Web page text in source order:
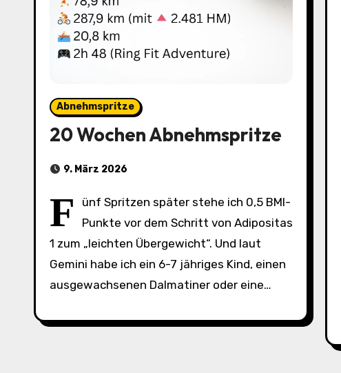
Abnehmspritze
20 Wochen Abnehmspritze
9. März 2026
F
ünf Spritzen später stehe ich 0,5 BMI-
Punkte vor dem Schritt von Adipositas
1 zum „leichten Übergewicht“. Und laut
Gemini habe ich ein 6-7 jähriges Kind, einen
ausgewachsenen Dalmatiner oder eine…